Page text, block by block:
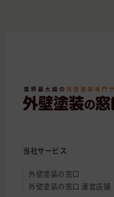
当社サービス
外壁塗装の窓口
外壁塗装の窓口 運営店舗